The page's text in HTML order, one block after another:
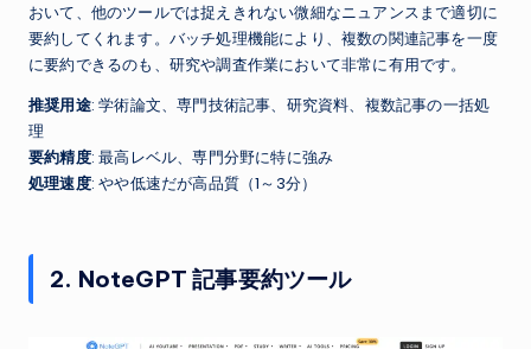
おいて、他のツールでは捉えきれない微細なニュアンスまで適切に
要約してくれます。バッチ処理機能により、複数の関連記事を一度
に要約できるのも、研究や調査作業において非常に有用です。
推奨用途: 学術論文、専門技術記事、研究資料、複数記事の一括処
理
要約精度: 最高レベル、専門分野に特に強み
処理速度: やや低速だが高品質（1～3分）
2. NoteGPT 記事要約ツール